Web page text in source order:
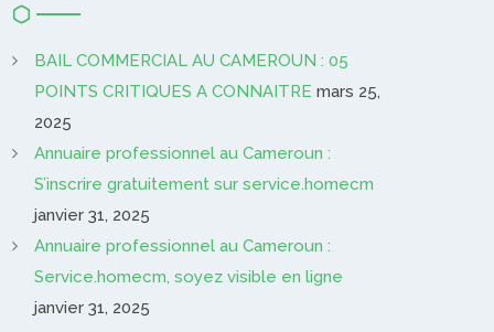
BAIL COMMERCIAL AU CAMEROUN : 05
POINTS CRITIQUES A CONNAITRE mars 25,
2025
Annuaire professionnel au Cameroun :
S’inscrire gratuitement sur service.homecm
janvier 31, 2025
Annuaire professionnel au Cameroun :
Service.homecm, soyez visible en ligne
janvier 31, 2025